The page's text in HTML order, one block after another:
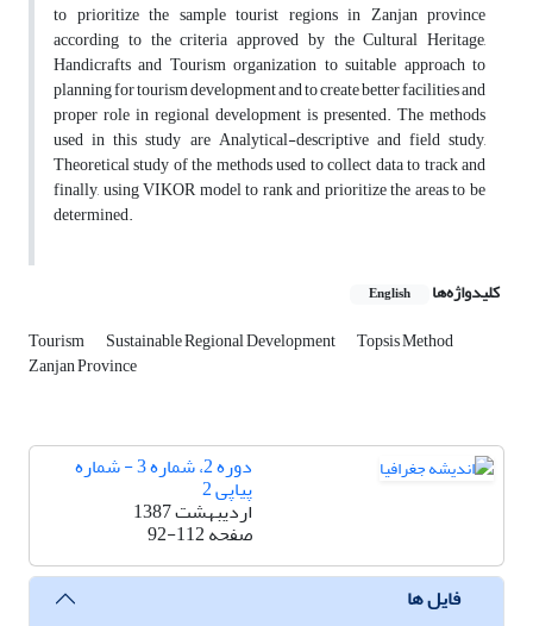
to prioritize the sample tourist regions in Zanjan province
according to the criteria approved by the Cultural Heritage,
Handicrafts and Tourism organization to suitable approach to
planning for tourism development and to create better facilities and
proper role in regional development is presented. The methods
used in this study are Analytical-descriptive and field study,
Theoretical study of the methods used to collect data to track and
finally, using VIKOR model to rank and prioritize the areas to be
determined.
کلیدواژه‌ها English
Tourism Sustainable Regional Development Topsis Method
Zanjan Province
دوره 2، شماره 3 - شماره
پیاپی 2
اردیبهشت 1387
صفحه92-112
فایل ها